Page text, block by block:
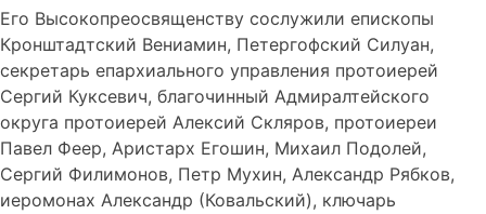
Его Высокопреосвященству сослужили епископы
Кронштадтский Вениамин, Петергофский Силуан,
секретарь епархиального управления протоиерей
Сергий Куксевич, благочинный Адмиралтейского
округа протоиерей Алексий Скляров, протоиереи
Павел Феер, Аристарх Егошин, Михаил Подолей,
Сергий Филимонов, Петр Мухин, Александр Рябков,
иеромонах Александр (Ковальский), ключарь